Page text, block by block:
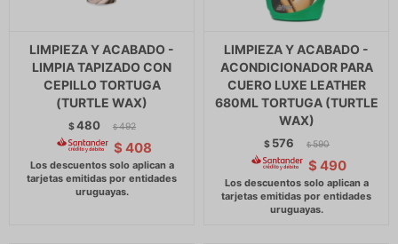
LIMPIEZA Y ACABADO -
LIMPIA TAPIZADO CON
CEPILLO TORTUGA
(TURTLE WAX)
$480 $ 492
$ 408
LIMPIEZA Y ACABADO -
ACONDICIONADOR PARA
CUERO LUXE LEATHER
680ML TORTUGA (TURTLE
WAX)
$ 576 $ 590
$ 490